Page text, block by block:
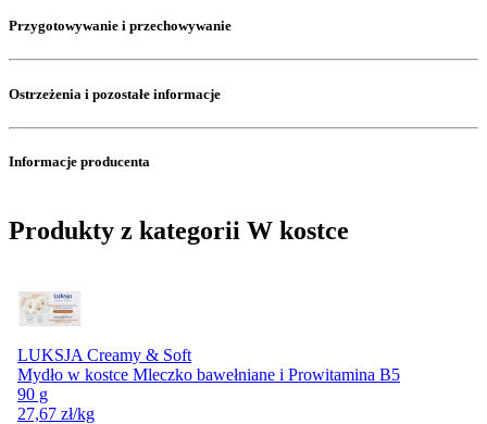
Przygotowywanie i przechowywanie
Ostrzeżenia i pozostałe informacje
Informacje producenta
Produkty z kategorii W kostce
LUKSJA Creamy & Soft
Mydło w kostce Mleczko bawełniane i Prowitamina B5
90 g
27,67 zł/kg